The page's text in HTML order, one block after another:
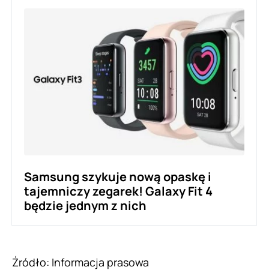
Samsung szykuje nową opaskę i
tajemniczy zegarek! Galaxy Fit 4
będzie jednym z nich
Źródło: Informacja prasowa